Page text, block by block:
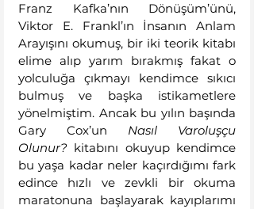
Franz Kafka’nın Dönüşüm’ünü,
Viktor E. Frankl’ın İnsanın Anlam
Arayışını okumuş, bir iki teorik kitabı
elime alıp yarım bırakmış fakat o
yolculuğa çıkmayı kendimce sıkıcı
bulmuş ve başka istikametlere
yönelmiştim. Ancak bu yılın başında
Gary Cox’un Nasıl Varoluşçu
Olunur? kitabını okuyup kendimce
bu yaşa kadar neler kaçırdığımı fark
edince hızlı ve zevkli bir okuma
maratonuna başlayarak kayıplarımı